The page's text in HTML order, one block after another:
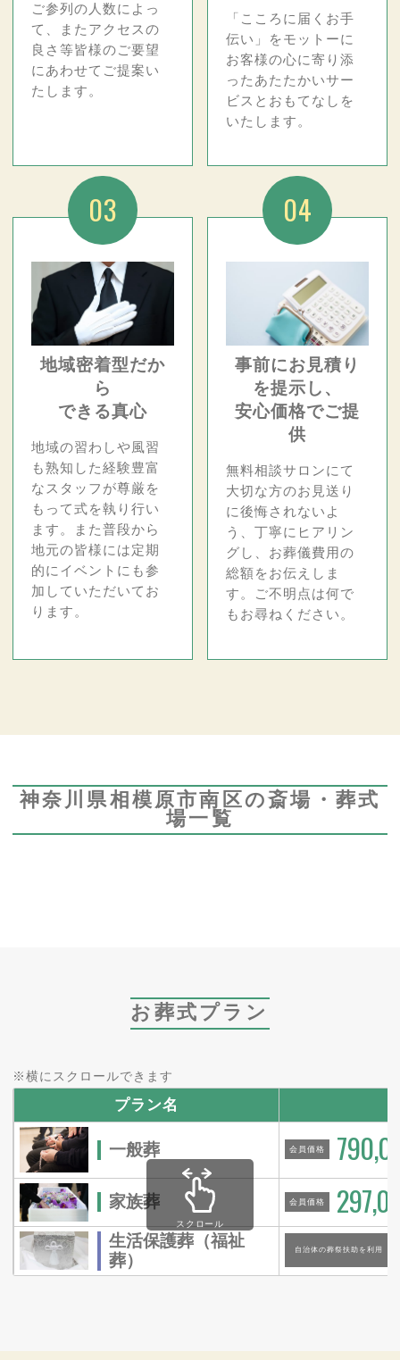
ご参列の人数によっ
て、またアクセスの
良さ等皆様のご要望
にあわせてご提案い
たします。
「こころに届くお手
伝い」をモットーに
お客様の心に寄り添
ったあたたかいサー
ビスとおもてなしを
いたします。
03
地域密着型だか
ら
できる真心
地域の習わしや風習
も熟知した経験豊富
なスタッフが尊厳を
もって式を執り行い
ます。また普段から
地元の皆様には定期
的にイベントにも参
加していただいてお
ります。
04
事前にお見積り
を提示し、
安心価格でご提
供
無料相談サロンにて
大切な方のお見送り
に後悔されないよ
う、丁寧にヒアリン
グし、お葬儀費用の
総額をお伝えしま
す。ご不明点は何で
もお尋ねください。
神奈川県相模原市南区の斎場・葬式
場一覧
お葬式プラン
※横にスクロールできます
プラン名
一般葬 会員価格
家族葬 会員価格
生活保護葬（福祉
葬）
自治体の葬祭扶助を利用
スクロール